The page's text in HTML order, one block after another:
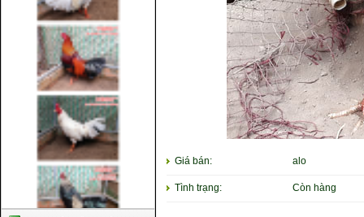
Giá bán: alo
Tình trạng: Còn hàng